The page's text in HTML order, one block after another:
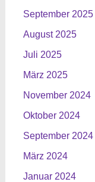
September 2025
August 2025
Juli 2025
März 2025
November 2024
Oktober 2024
September 2024
März 2024
Januar 2024